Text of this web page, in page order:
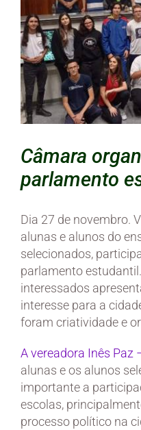
Câmara
parlamento
Dia 27 de novembro.
alunas e alunos do
selecionados,
parlamento
interessados
interesse para a
foram criatividade e
A vereadora Inês Paz
alunas e os alunos
importante a
escolas,
processo político na